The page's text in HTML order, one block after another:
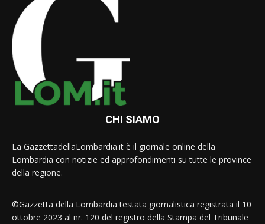
CHI SIAMO
La GazzettadellaLombardia.it è il giornale online della
Lombardia con notizie ed approfondimenti su tutte le province
della regione.
©Gazzetta della Lombardia testata giornalistica registrata il 10
ottobre 2023 al nr. 120 del registro della Stampa del Tribunale